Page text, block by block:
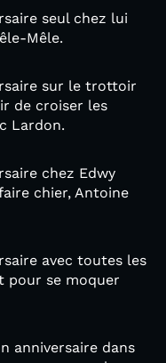
seul chez lui
Mêle.
sur le trottoir
de croiser les
Lardon.
chez Edwy
chier, Antoine
avec toutes les
pour se moquer
anniversaire dans